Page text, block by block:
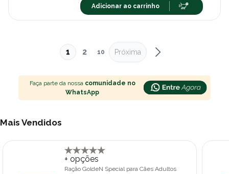
Adicionar ao carrinho
1 2 10 Próxima
Faça parte da nossa comunidade no
WhatsApp
Mais Vendidos
+ opções
Ração GoldeN Special para Cães Adultos